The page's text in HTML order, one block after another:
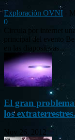
Exploración OVNI -
0
Circula por internet
principal del evento
en las diapositivas...
El gran
los
Nov 26, 2012